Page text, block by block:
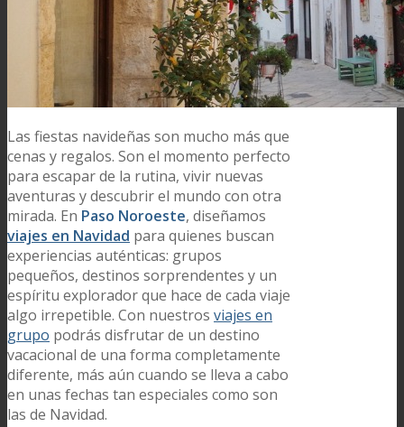
Las fiestas navideñas son mucho más que
cenas y regalos. Son el momento perfecto
para escapar de la rutina, vivir nuevas
aventuras y descubrir el mundo con otra
mirada. En Paso Noroeste, diseñamos
viajes en Navidad para quienes buscan
experiencias auténticas: grupos
pequeños, destinos sorprendentes y un
espíritu explorador que hace de cada viaje
algo irrepetible. Con nuestros viajes en
grupo podrás disfrutar de un destino
vacacional de una forma completamente
diferente, más aún cuando se lleva a cabo
en unas fechas tan especiales como son
las de Navidad.